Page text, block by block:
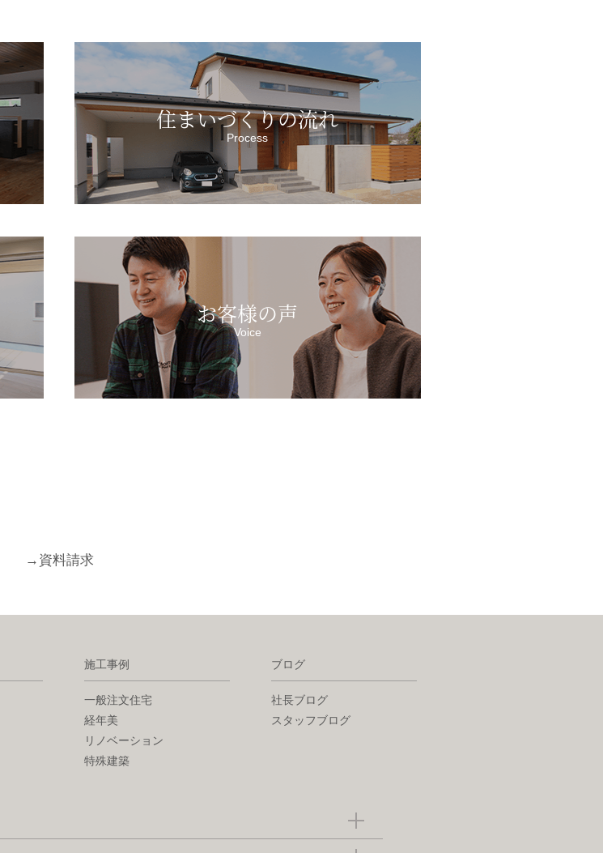
住まいづくりの流れ
Process
お客様の声
Voice
→ 資料請求
施工事例
一般注文住宅
経年美
リノベーション
特殊建築
ブログ
社長ブログ
スタッフブログ